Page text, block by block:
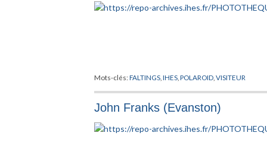
Mots-clés:FALTINGS ,IHES ,POLAROID ,VISITEUR
John Franks (Evanston)